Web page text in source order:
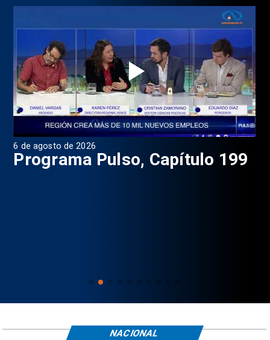
6 de agosto de 2026
Programa Pulso, Capítulo 199
NACIONAL